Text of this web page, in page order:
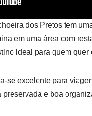
dos Pretos tem
em uma área com
ideal para quem quer
se excelente para
e boa